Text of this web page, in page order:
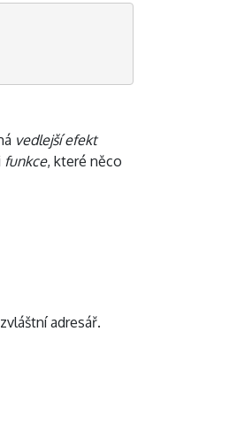
vedlejší efekt
funkce, které něco
adresář.